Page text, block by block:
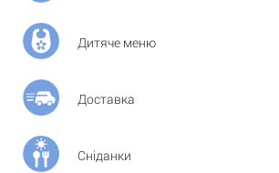
Дитяче меню
Доставка
Сніданки